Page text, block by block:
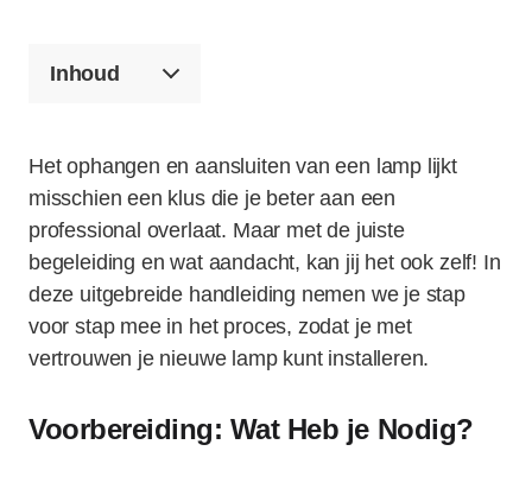
Inhoud
Het ophangen en aansluiten van een lamp lijkt
misschien een klus die je beter aan een
professional overlaat. Maar met de juiste
begeleiding en wat aandacht, kan jij het ook zelf! In
deze uitgebreide handleiding nemen we je stap
voor stap mee in het proces, zodat je met
vertrouwen je nieuwe lamp kunt installeren.
Voorbereiding: Wat Heb je Nodig?